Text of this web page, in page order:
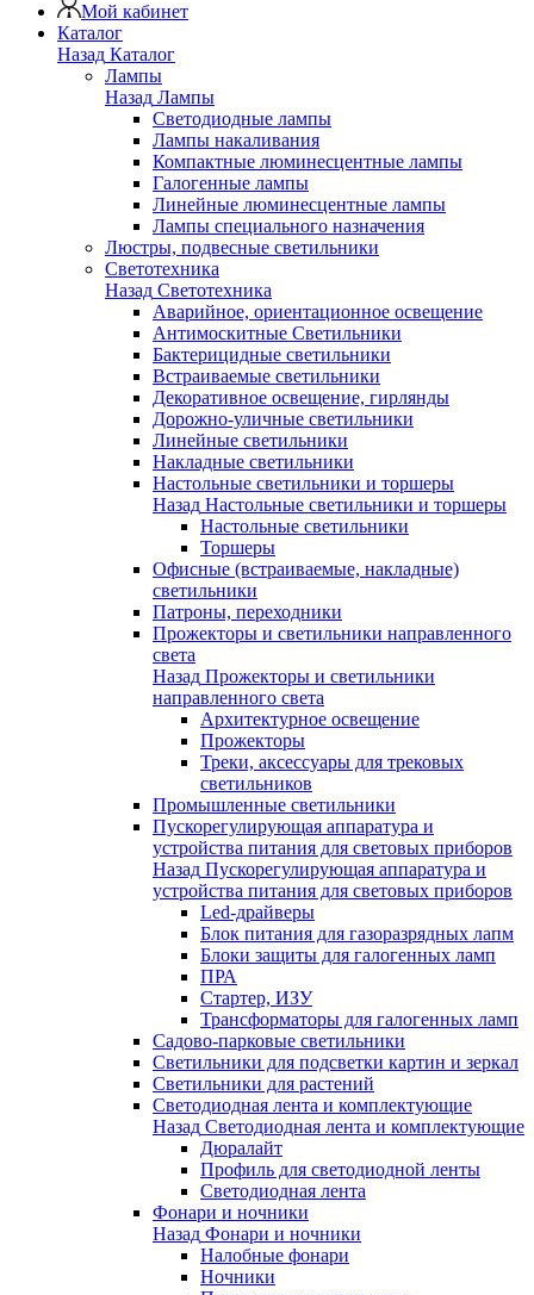
Мой кабинет
Каталог
Назад Каталог
Лампы
Назад Лампы
Светодиодные лампы
Лампы накаливания
Компактные люминесцентные лампы
Галогенные лампы
Линейные люминесцентные лампы
Лампы специального назначения
Люстры, подвесные светильники
Светотехника
Назад Светотехника
Аварийное, ориентационное освещение
Антимоскитные Светильники
Бактерицидные светильники
Встраиваемые светильники
Декоративное освещение, гирлянды
Дорожно-уличные светильники
Линейные светильники
Накладные светильники
Настольные светильники и торшеры
Назад Настольные светильники и торшеры
Настольные светильники
Торшеры
Офисные (встраиваемые, накладные)
светильники
Патроны, переходники
Прожекторы и светильники направленного
света
Назад Прожекторы и светильники
направленного света
Архитектурное освещение
Прожекторы
Треки, аксессуары для трековых
светильников
Промышленные светильники
Пускорегулирующая аппаратура и
устройства питания для световых приборов
Назад Пускорегулирующая аппаратура и
устройства питания для световых приборов
Led-драйверы
Блок питания для газоразрядных лапм
Блоки защиты для галогенных ламп
ПРА
Стартер, ИЗУ
Трансформаторы для галогенных ламп
Садово-парковые светильники
Светильники для подсветки картин и зеркал
Светильники для растений
Светодиодная лента и комплектующие
Назад Светодиодная лента и комплектующие
Дюралайт
Профиль для светодиодной ленты
Светодиодная лента
Фонари и ночники
Назад Фонари и ночники
Налобные фонари
Ночники